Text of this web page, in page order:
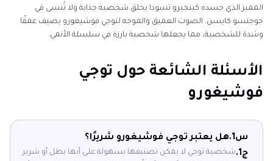
المميز الذي جسده كينجيرو تسودا يخلق شخصية جذابة ولا تُنسى في
جوجتسو كايسن. الصوت العميق والموجه لتوجي فوشيغورو يضيف عمقًا
وشدة للشخصية، مما يجعلها شخصية بارزة في سلسلة الأنمي.
الأسئلة الشائعة حول توجي
فوشيغورو
س1.
هل يعتبر توجي فوشيغورو شريرًا؟
ج1.
شخصية توجي لا يمكن تصنيفها بسهولة على أنها بطل أو شرير.